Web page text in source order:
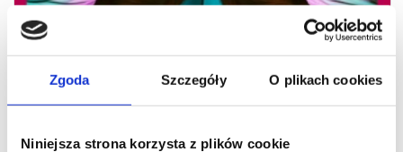
Zgoda Szczegóły O plikach cookies
Niniejsza strona korzysta z plików cookie